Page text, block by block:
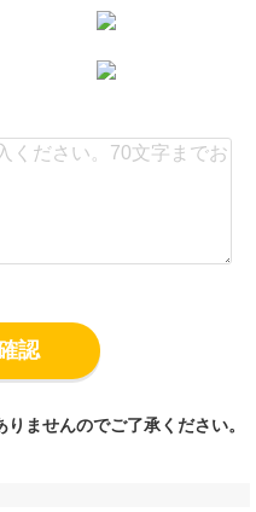
認
ませんのでご了承ください。